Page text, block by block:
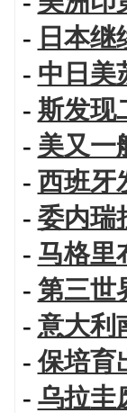
- 日本
- 中日美
- 斯发现
- 美又一
- 西班牙
- 委内瑞
- 马格里
- 第三世
- 意大利
-保培育
- 乌拉圭